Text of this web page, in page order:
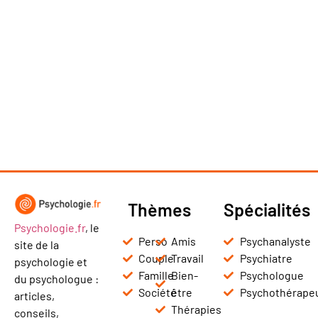
Psychologie.fr, le
site de la
psychologie et
du psychologue :
articles,
conseils,
Thèmes
Perso
Couple
Famille
Société
Amis
Travail
Bien-
être
Thérapies
Spécialités
Psychanalyste
Psychiatre
Psychologue